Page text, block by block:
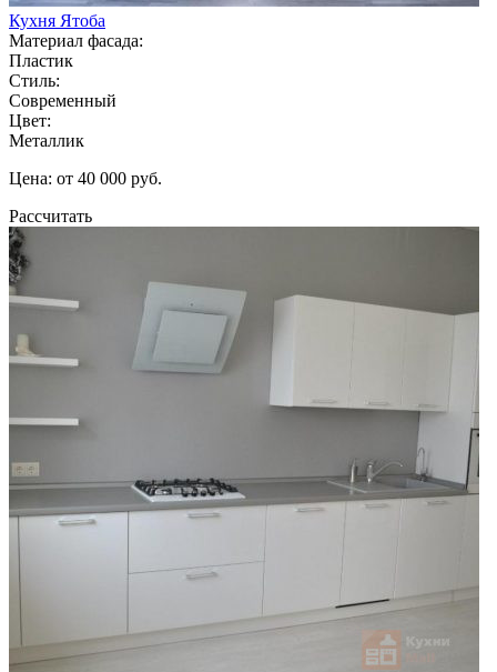
Кухня Ятоба
Материал фасада:
Пластик
Стиль:
Современный
Цвет:
Металлик
Цена: от 40 000 руб.
Рассчитать